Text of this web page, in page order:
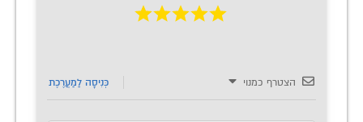
הצטרף כמנוי כְּנִיסָה לַמַעֲרֶכֶת